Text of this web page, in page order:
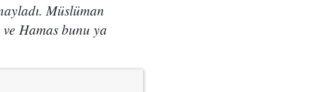
Müslüman
Hamas bunu ya